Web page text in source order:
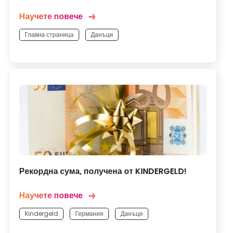
Главна страница Данъци
Научете повече
Kindergeld Германия Данъци
Рекордна сума, получена от KINDERGELD!
Научете повече